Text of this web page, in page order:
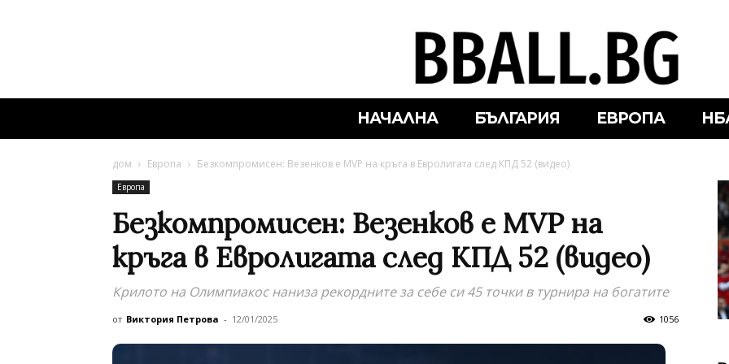
НАЧАЛНА БЪЛГАРИЯ ЕВРОПА
дом Европа Безкомпромисен: Везенков е MVP на кръга в Евролигата след КПД 52 (видео)
Европа
Безкомпромисен: Везенков е MVP на
кръга в Евролигата след КПД 52 (видео)
Крилото на Олимпиакос наниза рекордните за себе си 45 точки в турнира на богатите
от Виктория Петрова - 12/01/2025 1056